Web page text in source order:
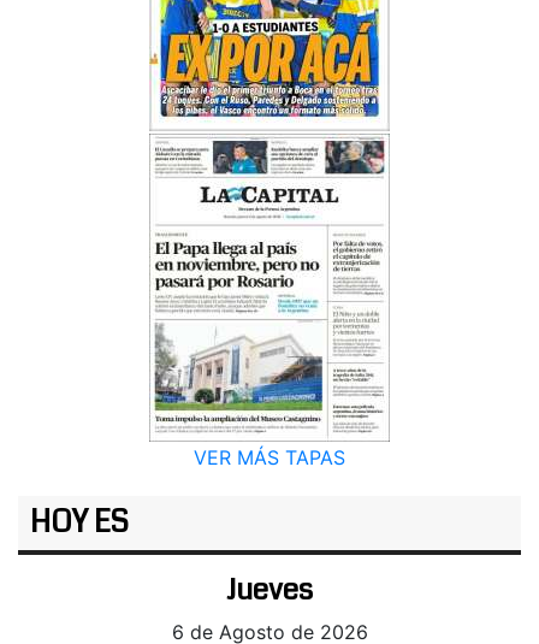
VER MÁS TAPAS
HOY ES
Jueves
6 de Agosto de 2026